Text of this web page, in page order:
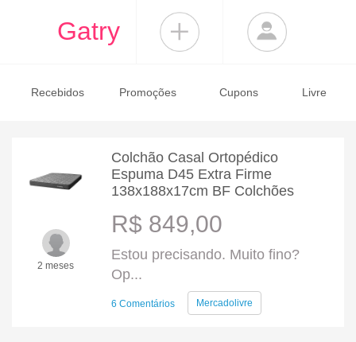
Gatry
Recebidos Promoções Cupons Livre
2 meses
Colchão Casal Ortopédico
Espuma D45 Extra Firme
138x188x17cm BF Colchões
R$ 849,00
Estou precisando. Muito fino?
Op...
6 Comentários Mercadolivre